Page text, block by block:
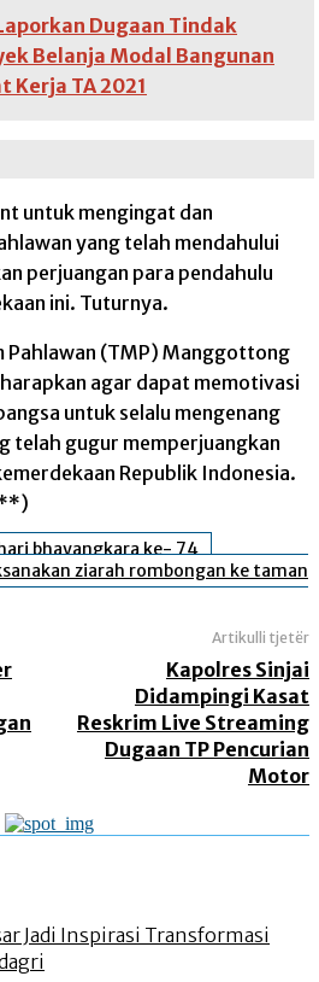
Dugaan Tindak
Belanja Modal Bangunan
Kerja TA 2021
untuk mengingat dan
yang telah mendahului
perjuangan para pendahulu
ini. Tuturnya.
Pahlawan (TMP) Manggottong
agar dapat memotivasi
untuk selalu mengenang
telah gugur memperjuangkan
Republik Indonesia.
bhayangkara ke- 74
ziarah rombongan ke taman
Artikulli tjetër
Kapolres Sinjai
Didampingi Kasat
Reskrim Live Streaming
Dugaan TP Pencurian
Motor
Jadi Inspirasi Transformasi